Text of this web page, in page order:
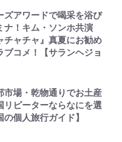
ズアワードで喝采を浴び
ナ！キム・ソンホ共演
チャチャ』真夏にお勧め
ブコメ！【サランヘジョ
市場・乾物通りでお土産
リピーターならなにを選
個人旅行ガイド】